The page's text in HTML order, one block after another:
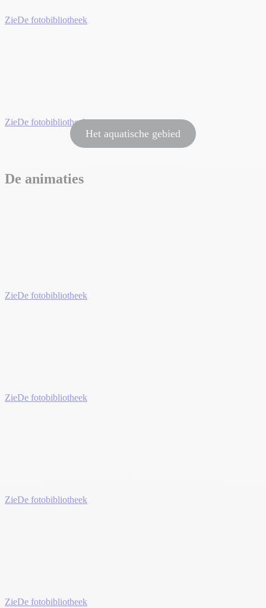
ZieDe fotobibliotheek
ZieDe fotobibliotheek
Het aquatische gebied
De animaties
ZieDe fotobibliotheek
ZieDe fotobibliotheek
ZieDe fotobibliotheek
ZieDe fotobibliotheek